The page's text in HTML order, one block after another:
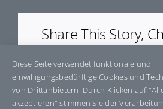
Share This Story,
Platform!
Facebook BlueskyReddit LinkedIn
E-
Mail
Diese Seite verwendet funktionale und
einwilligungsbedürftige Cookies und
von Drittanbietern. Durch Klicken auf
akzeptieren" stimmen Sie der